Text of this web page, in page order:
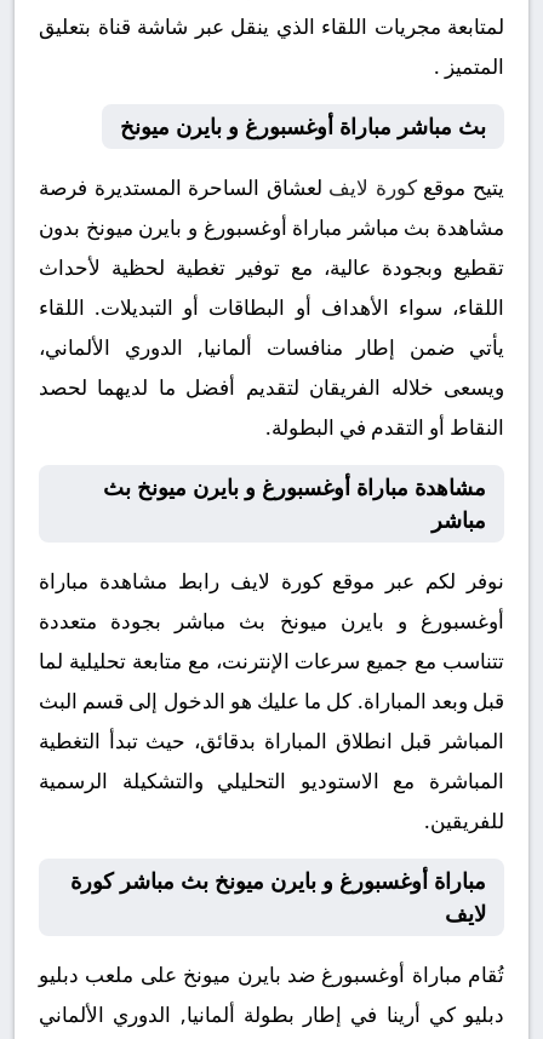
لمتابعة مجريات اللقاء الذي ينقل عبر شاشة قناة بتعليق
المتميز .
بث مباشر مباراة أوغسبورغ و بايرن ميونخ
يتيح موقعكورة لايف لعشاق الساحرة المستديرة فرصة
مشاهدة بث مباشر مباراة أوغسبورغ و بايرن ميونخ بدون
تقطيع وبجودة عالية، مع توفير تغطية لحظية لأحداث
اللقاء، سواء الأهداف أو البطاقات أو التبديلات. اللقاء
يأتي ضمن إطار منافسات ألمانيا, الدوري الألماني،
ويسعى خلاله الفريقان لتقديم أفضل ما لديهما لحصد
النقاط أو التقدم في البطولة.
مشاهدة مباراة أوغسبورغ و بايرن ميونخ بث
مباشر
نوفر لكم عبر موقع كورة لايف رابط مشاهدة مباراة
أوغسبورغ و بايرن ميونخ بث مباشر بجودة متعددة
تتناسب مع جميع سرعات الإنترنت، مع متابعة تحليلية لما
قبل وبعد المباراة. كل ما عليك هو الدخول إلى قسم البث
المباشر قبل انطلاق المباراة بدقائق، حيث تبدأ التغطية
المباشرة مع الاستوديو التحليلي والتشكيلة الرسمية
للفريقين.
مباراة أوغسبورغ و بايرن ميونخ بث مباشر كورة
لايف
تُقام مباراة أوغسبورغ ضد بايرن ميونخ على ملعب دبليو
دبليو كي أرينا في إطار بطولة ألمانيا, الدوري الألماني